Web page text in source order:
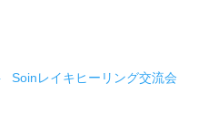
Soinレイキヒーリング交流会